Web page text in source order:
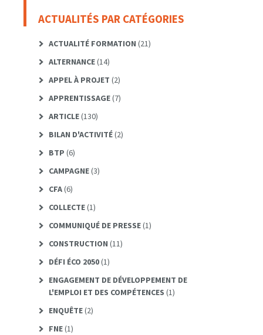
ACTUALITÉS PAR CATÉGORIES
ACTUALITÉ FORMATION (21)
ALTERNANCE(14)
APPEL À PROJET (2)
APPRENTISSAGE(7)
ARTICLE(130)
BILAN D'ACTIVITÉ(2)
BTP (6)
CAMPAGNE(3)
CFA(6)
COLLECTE(1)
COMMUNIQUÉ DE PRESSE(1)
CONSTRUCTION (11)
DÉFI ÉCO 2050(1)
ENGAGEMENT DE DÉVELOPPEMENT DE
L'EMPLOI ET DES COMPÉTENCES (1)
ENQUÊTE(2)
FNE(1)